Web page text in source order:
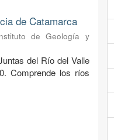
de Catamarca
de Geología y
del Río del Valle
Comprende los ríos